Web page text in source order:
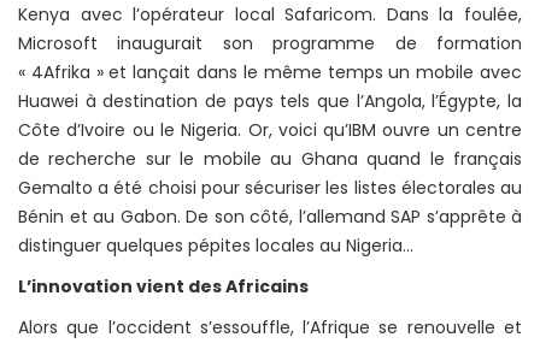
Kenya avec l’opérateur local Safaricom. Dans la foulée,
Microsoft inaugurait son programme de formation
« 4Afrika » et lançait dans le même temps un mobile avec
Huawei à destination de pays tels que l’Angola, l’Égypte, la
Côte d’Ivoire ou le Nigeria. Or, voici qu’IBM ouvre un centre
de recherche sur le mobile au Ghana quand le français
Gemalto a été choisi pour sécuriser les listes électorales au
Bénin et au Gabon. De son côté, l’allemand SAP s’apprête à
distinguer quelques pépites locales au Nigeria…
L’innovation vient des Africains
Alors que l’occident s’essouffle, l’Afrique se renouvelle et